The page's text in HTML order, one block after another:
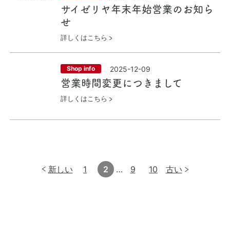
サイゼリヤ年末年始営業のお知ら
せ
詳しくはこちら
Shop info 2025-12-09
営業時間変更につきまして
詳しくはこちら
新しい
ページ
1
ページ
2 …
ページ
9
ページ
10 古い